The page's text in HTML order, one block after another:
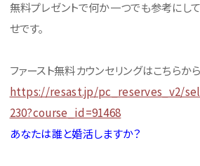
無料プレゼントで何か一つでも参考にし
せです。
ファースト無料カウンセリングはこちらから
https://resast.jp/pc_reserves_v2/
230?course_id=91468
あなたは誰と婚活しますか？